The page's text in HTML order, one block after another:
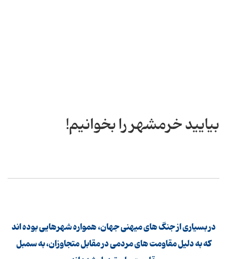
بیایید خرمشهر را بخوانیم!
در بسیاری از جنگ های میهنی جهان، همواره شهرهایی بوده اند
که به دلیل مقاومت های مردمی در مقابل متجاوزان، به سمبل